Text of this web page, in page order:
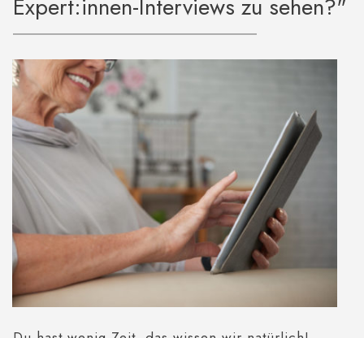
Expert:innen-Interviews zu sehen?"